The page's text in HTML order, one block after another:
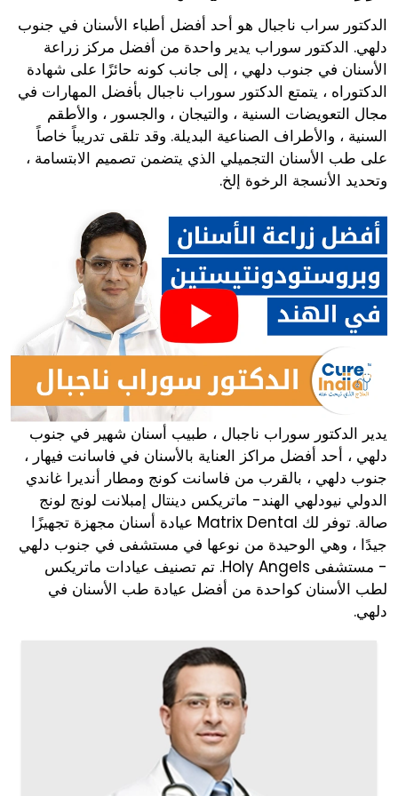
الدكتور سراب ناجبال هو أحد أفضل أطباء الأسنان في جنوب
دلهي. الدكتور سوراب يدير واحدة من أفضل مركز زراعة
الأسنان في جنوب دلهي ، إلى جانب كونه حائزًا على شهادة
الدكتوراه ، يتمتع الدكتور سوراب ناجبال بأفضل المهارات في
مجال التعويضات السنية ، والتيجان ، والجسور ، والأطقم
السنية ، والأطراف الصناعية البديلة. وقد تلقى تدريباً خاصاً
على طب الأسنان التجميلي الذي يتضمن تصميم الابتسامة ،
وتحديد الأنسجة الرخوة إلخ.
يدير الدكتور سوراب ناجبال ، طبيب أسنان شهير في جنوب
دلهي ، أحد أفضل مراكز العناية بالأسنان في فاسانت فيهار ،
جنوب دلهي ، بالقرب من فاسانت كونج ومطار أنديرا غاندي
الدولي نيودلهي الهند- ماتريكس دينتال إمبلانت لونج لونج
صالة. توفر لك Matrix Dental عيادة أسنان مجهزة تجهيزًا
جيدًا ، وهي الوحيدة من نوعها في مستشفى في جنوب دلهي
- مستشفى Holy Angels. تم تصنيف عيادات ماتريكس
لطب الأسنان كواحدة من أفضل عيادة طب الأسنان في
دلهي.